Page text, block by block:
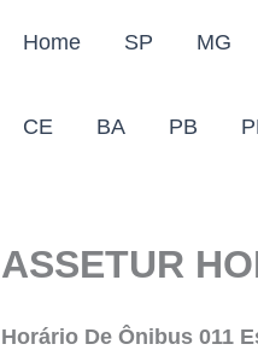
Home SP MG
CE BA PB
ASSETUR
Horário De Ônibus 011